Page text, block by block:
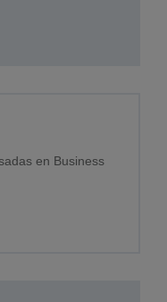
en Business